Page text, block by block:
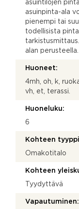
asuintilojen
asuinpinta-ala
pienempi tai
todellisista
alan perusteella.
Huoneet:
4mh, oh, k,
vh, et, terassi.
Huoneluku:
6
Kohteen
Omakotitalo
Kohteen
Tyydyttävä
Vapautuminen: